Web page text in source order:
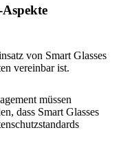
von Smart Glasses
vereinbar ist.
müssen
dass Smart Glasses